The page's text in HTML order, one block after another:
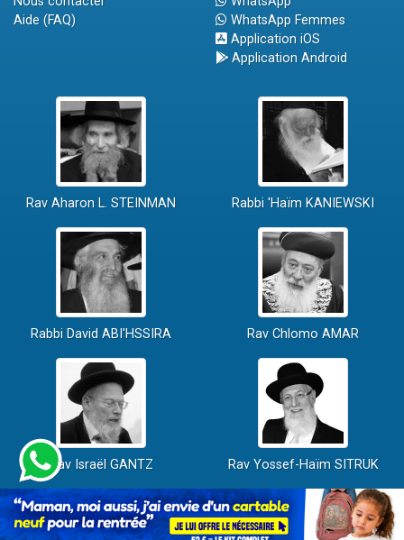
Aide (FAQ)
WhatsApp Femmes
Application iOS
Application Android
Rav Aharon L. STEINMAN Rabbi 'Haïm KANIEWSKI
Rabbi David ABI'HSSIRA Rav Chlomo AMAR
Rav Israël GANTZ Rav Yossef-Haïm SITRUK